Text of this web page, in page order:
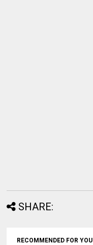
SHARE:
RECOMMENDED FOR YOU